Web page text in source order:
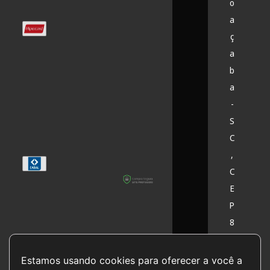
o
a
ç
a
b
a
-
S
C
,
C
E
P
8
6
Estamos usando cookies para oferecer a você a